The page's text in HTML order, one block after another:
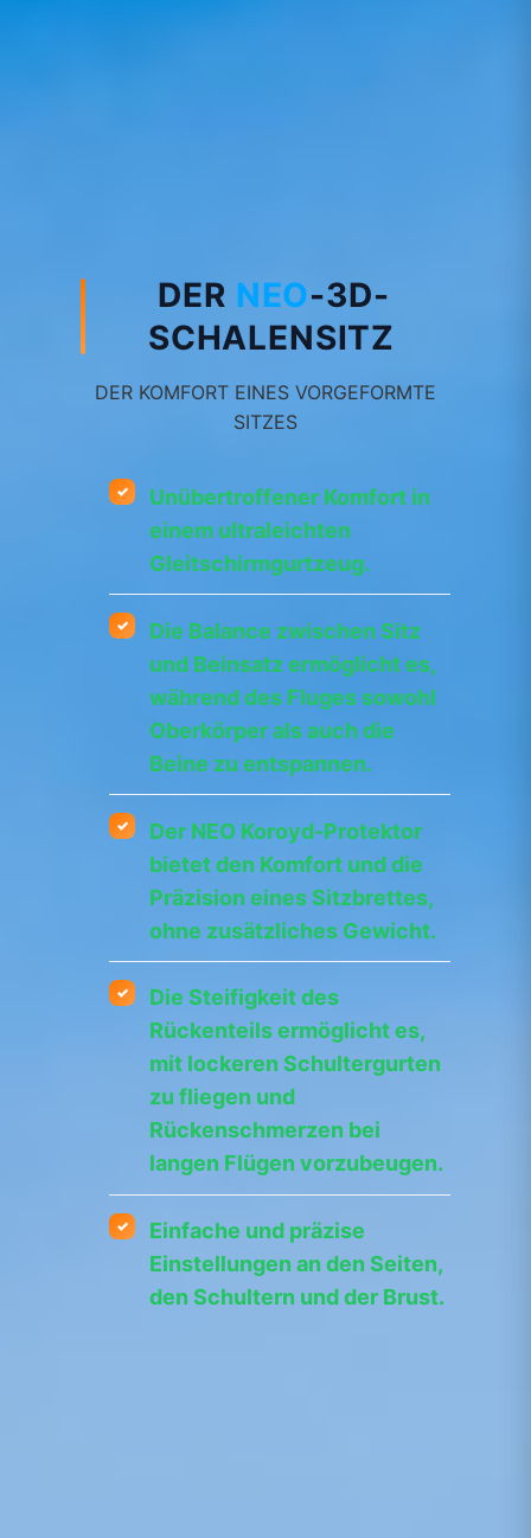
Unübertroffener Komfort in
einem ultraleichten
Gleitschirmgurtzeug.
Die Balance zwischen Sitz
und Beinsatz ermöglicht es,
während des Fluges sowohl
Oberkörper als auch die
Beine zu entspannen.
Der NEO Koroyd-Protektor
bietet den Komfort und die
Präzision eines Sitzbrettes,
ohne zusätzliches Gewicht.
Die Steifigkeit des
Rückenteils ermöglicht es,
mit lockeren Schultergurten
zu fliegen und
Rückenschmerzen bei
langen Flügen vorzubeugen.
Einfache und präzise
Einstellungen an den Seiten,
den Schultern und der Brust.
DER NEO-3D-
SCHALENSITZ
DER KOMFORT EINES VORGEFORMTE
SITZES